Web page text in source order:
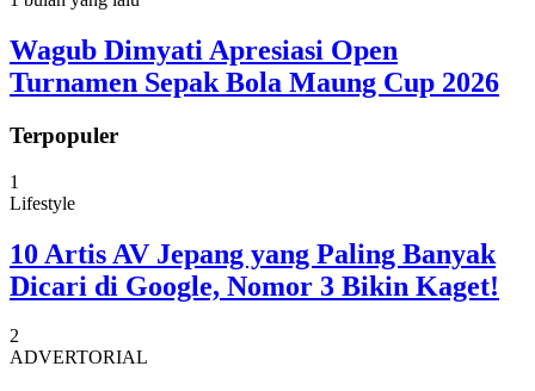
Wagub Dimyati Apresiasi Open
Turnamen Sepak Bola Maung Cup 2026
Terpopuler
1
Lifestyle
10 Artis AV Jepang yang Paling Banyak
Dicari di Google, Nomor 3 Bikin Kaget!
2
ADVERTORIAL